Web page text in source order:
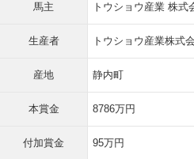
馬主 トウショウ産業 株式
生産者 トウショウ産業株式
産地 静内町
本賞金 8786万円
付加賞金 95万円